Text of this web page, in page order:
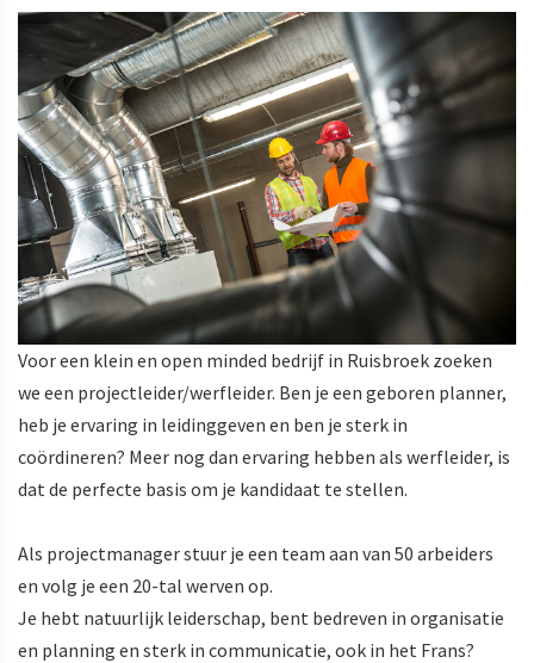
Voor een klein en open minded bedrijf in Ruisbroek zoeken
we een projectleider/werfleider. Ben je een geboren planner,
heb je ervaring in leidinggeven en ben je sterk in
coördineren? Meer nog dan ervaring hebben als werfleider, is
dat de perfecte basis om je kandidaat te stellen.
Als projectmanager stuur je een team aan van 50 arbeiders
en volg je een 20-tal werven op.
Je hebt natuurlijk leiderschap, bent bedreven in organisatie
en planning en sterk in communicatie, ook in het Frans?